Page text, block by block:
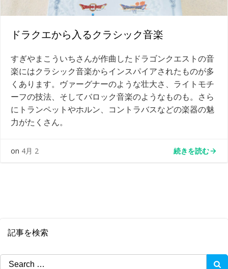
ドラクエから入るクラシック音楽
すぎやまこういちさんが作曲したドラゴンクエストの音
楽にはクラシック音楽からインスパイアされたものが多
くあります。ヴァーグナーのような壮大さ、ライトモチ
ーフの技法、そしてバロック音楽のようなものも。さら
にトランペットやホルン、コントラバスなどの楽器の魅
力がたくさん。
on 4月 2 続きを読む
記事を検索
Search